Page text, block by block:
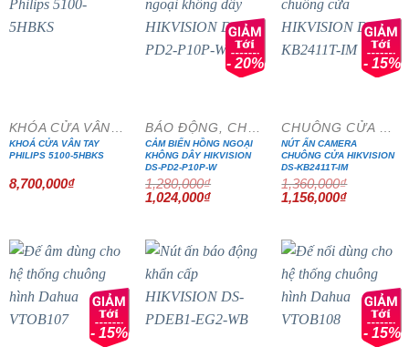
KHÓA CỬA VÂN TAY
KHOÁ CỬA VÂN TAY
PHILIPS 5100-5HBKS
8,700,000₫
- 20%
BÁO ĐỘNG, CHỐNG TRỘM
CẢM BIẾN HỒNG NGOẠI
KHÔNG DÂY HIKVISION
DS-PD2-P10P-W
1,280,000₫
Giá
gốc
1,024,000₫Giá
1,024,000₫.
- 15%
CHUÔNG CỬA MÀN HÌNH
NÚT ẤN CAMERA
CHUÔNG CỬA HIKVISION
DS-KB2411T-IM
1,360,000₫
Giá
gốc
1,156,000₫Giá
- 15% - 15%